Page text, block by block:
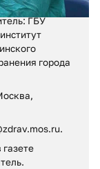
ГБУ
города